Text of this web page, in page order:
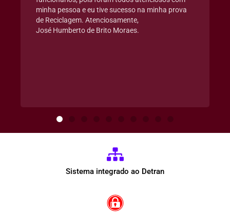
minha pessoa e eu tive sucesso na minha prova
de Reciclagem. Atenciosamente,
José Humberto de Brito Moraes.
Sistema integrado ao Detran